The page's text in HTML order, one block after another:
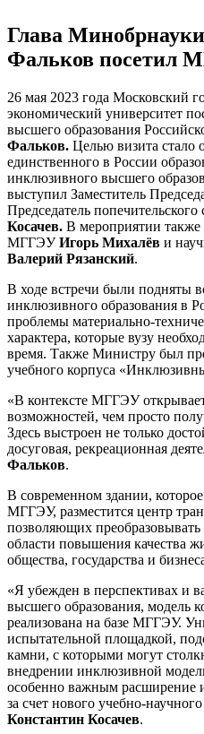
Глава
Фальков посетил
26 мая 2023 года Московский
экономический университет
высшего образования
Фальков. Целью визита стало
единственного в России
инклюзивного высшего
выступил Заместитель
Председатель
Косачев. В мероприятии также
МГГЭУИгорь Михалёв и
Валерий Рязанский.
В ходе встречи были подняты
инклюзивного образования в
проблемы материально-
характера, которые вузу
время. Также Министру был
учебного корпуса
«В контексте МГГЭУ
возможностей, чем просто
Здесь выстроен не только
досуговая, рекреационная
Фальков.
В современном здании,
МГГЭУ, разместится центр
позволяющих преобразовывать
области повышения качества
общества, государства и
«Я убежден в перспективах и
высшего образования, модель
реализована на базе МГГЭУ.
испытательной площадкой,
камни, с которыми могут
внедрении инклюзивной
особенно важным расширение
за счет нового учебно-
Константин Косачев.